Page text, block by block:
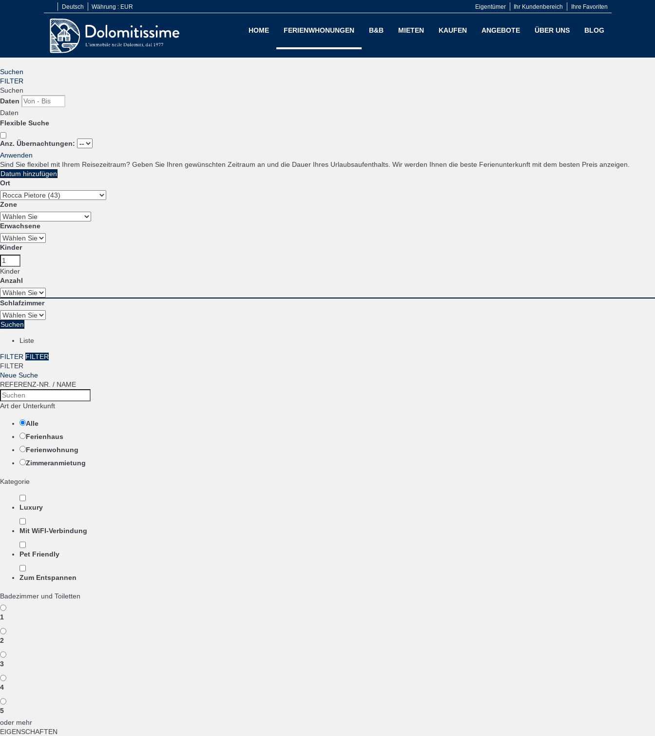
Deutsch Währung : EUR Ihre Favoriten
Ihr Kundenbereich
Eigentümer
HOME FERIENWHONUNGEN B&B MIETEN KAUFEN ANGEBOTE ÜBER UNS BLOG
Suchen
FILTER
Suchen
Daten
Daten
Flexible Suche
Anz. Übernachtungen:
Anwenden
Sind Sie flexibel mit Ihrem Reisezeitraum? Geben Sie Ihren gewünschten Zeitraum an und die Dauer Ihres Urlaubsaufenthalts. Wir werden Ihnen die beste Ferienunterkunft mit dem besten Preis anzeigen.
Datum hinzufügen
Ort
Zone
Erwachsene
Kinder
Kinder
Anzahl
Schlafzimmer
Suchen
Liste
FILTER FILTER
FILTER
Neue Suche
REFERENZ-NR. / NAME
Art der Unterkunft
Alle
Ferienhaus
Ferienwohnung
Zimmeranmietung
Kategorie
Luxury
Mit WiFI-Verbindung
Pet Friendly
Zum Entspannen
Badezimmer und Toiletten
1
2
3
4
5
oder mehr
EIGENSCHAFTEN